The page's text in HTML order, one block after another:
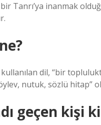
Tanrı’ya inanmak
dil, “bir
nutuk, sözlü hitap”
geçen kişi